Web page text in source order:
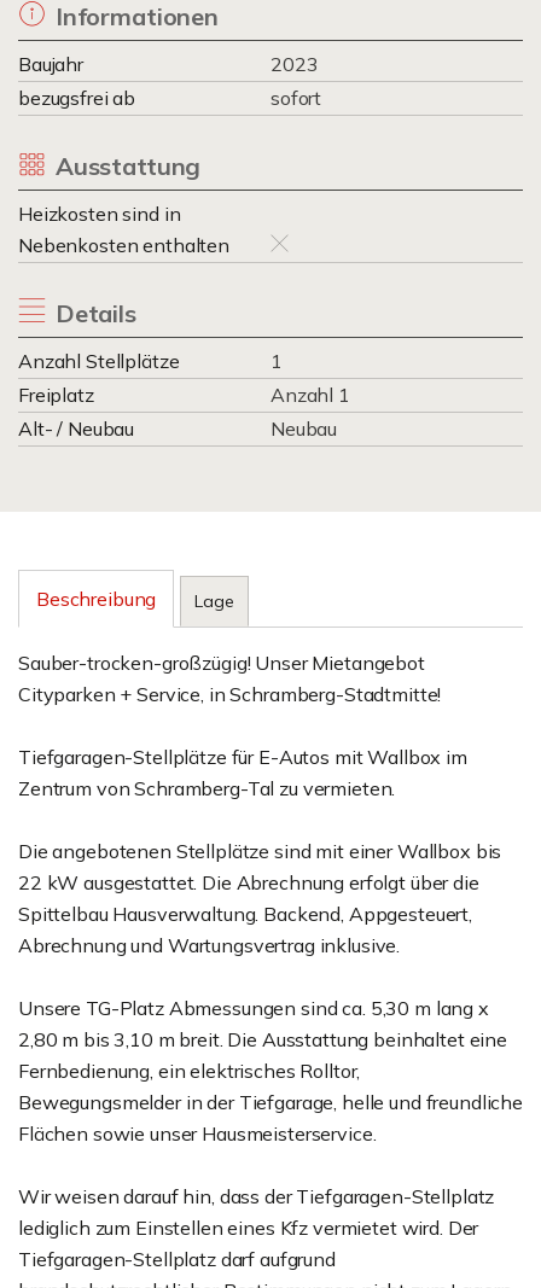
Informationen
Baujahr
2023
bezugsfrei ab
sofort
Ausstattung
Heizkosten sind in
Nebenkosten enthalten
Details
Anzahl Stellplätze
1
Freiplatz
Anzahl 1
Alt- / Neubau
Neubau
Beschreibung Lage
Sauber-trocken-großzügig! Unser Mietangebot
Cityparken + Service, in Schramberg-Stadtmitte!
Tiefgaragen-Stellplätze für E-Autos mit Wallbox im
Zentrum von Schramberg-Tal zu vermieten.
Die angebotenen Stellplätze sind mit einer Wallbox bis
22 kW ausgestattet. Die Abrechnung erfolgt über die
Spittelbau Hausverwaltung. Backend, Appgesteuert,
Abrechnung und Wartungsvertrag inklusive.
Unsere TG-Platz Abmessungen sind ca. 5,30 m lang x
2,80 m bis 3,10 m breit. Die Ausstattung beinhaltet eine
Fernbedienung, ein elektrisches Rolltor,
Bewegungsmelder in der Tiefgarage, helle und freundliche
Flächen sowie unser Hausmeisterservice.
Wir weisen darauf hin, dass der Tiefgaragen-Stellplatz
lediglich zum Einstellen eines Kfz vermietet wird. Der
Tiefgaragen-Stellplatz darf aufgrund